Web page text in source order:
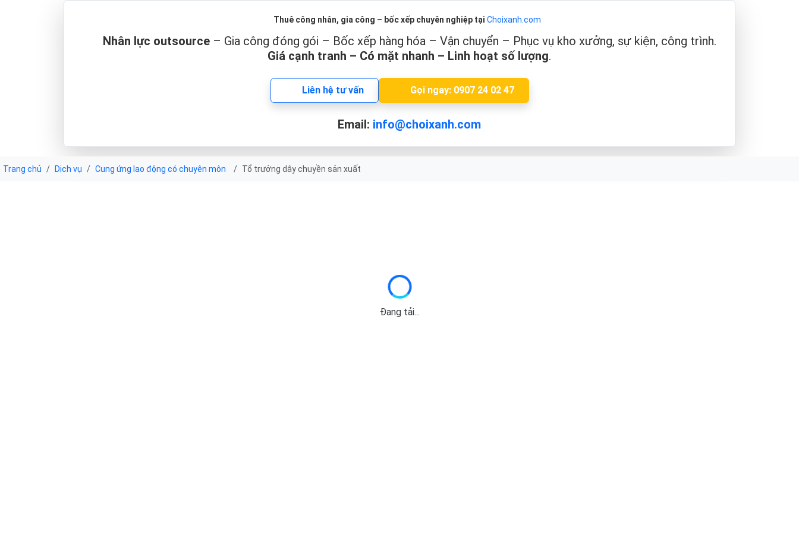
Thuê công nhân, gia công – bốc xếp chuyên nghiệp tại Choixanh.com
Nhân lực outsource– Gia công đóng gói – Bốc xếp hàng hóa – Vận chuyển – Phục vụ kho xưởng, sự kiện, công trình.
Giá cạnh tranh – Có mặt nhanh – Linh hoạt số lượng.
Liên hệ tư vấn Gọi ngay: 0907 24 02 47
Email: info@choixanh.com
Trang chủ Dịch vụ Cung ứng lao động có chuyên môn Tổ trưởng dây chuyền sản xuất
Đang tải...